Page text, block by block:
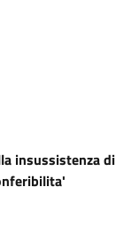
insussistenza di